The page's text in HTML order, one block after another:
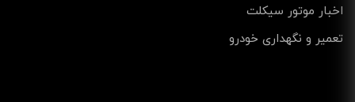
اخبار موتور سیکلت
تعمیر و نگهداری خودرو